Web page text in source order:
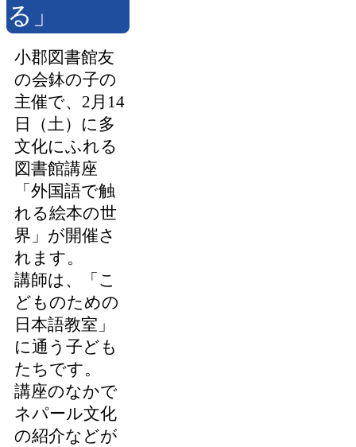
る」
小郡図書館友
の会鉢の子の
主催で、2月14
日（土）に多
文化にふれる
図書館講座
「外国語で触
れる絵本の世
界」が開催さ
れます。
講師は、「こ
どものための
日本語教室」
に通う子ども
たちです。
講座のなかで
ネパール文化
の紹介などが